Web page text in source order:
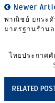
Newer
พาณิชย์ ยกระดั
มาตรฐานร้าน
ไทยประกาศ
RELATED